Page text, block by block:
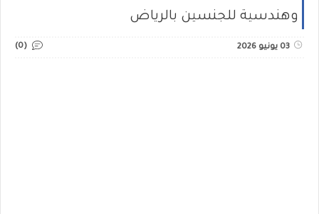
وهندسية للجنسين بالرياض
03 يونيو 2026 (0)